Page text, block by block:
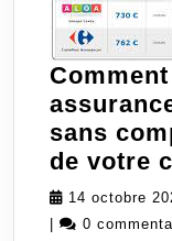
sans
de votre
14 octobre
0